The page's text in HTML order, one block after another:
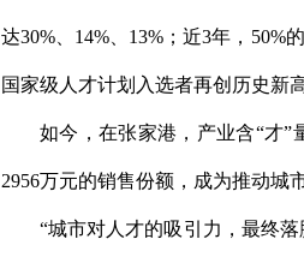
达30%、14%、13%；近3年，
国家级人才计划入选者再创历史新
如今，在张家港，产业含“才
2956万元的销售份额，成为推动城
“城市对人才的吸引力，最终